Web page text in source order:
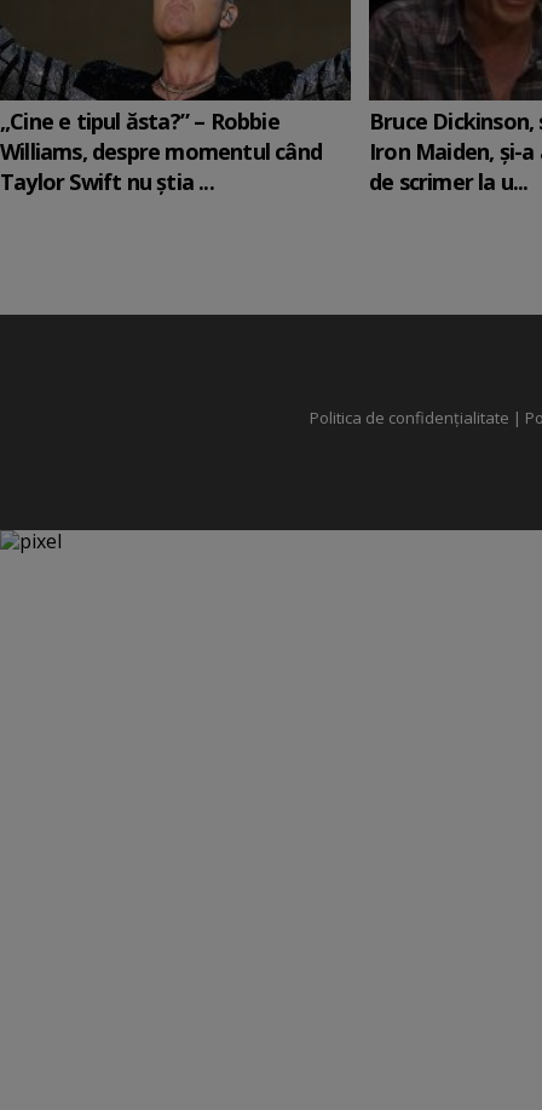
„Cine e tipul ăsta?” – Robbie
Williams, despre momentul când
Taylor Swift nu știa ...
Bruce
Iron Maiden, şi-
de scrimer la u...
Politica de confidențialitate |